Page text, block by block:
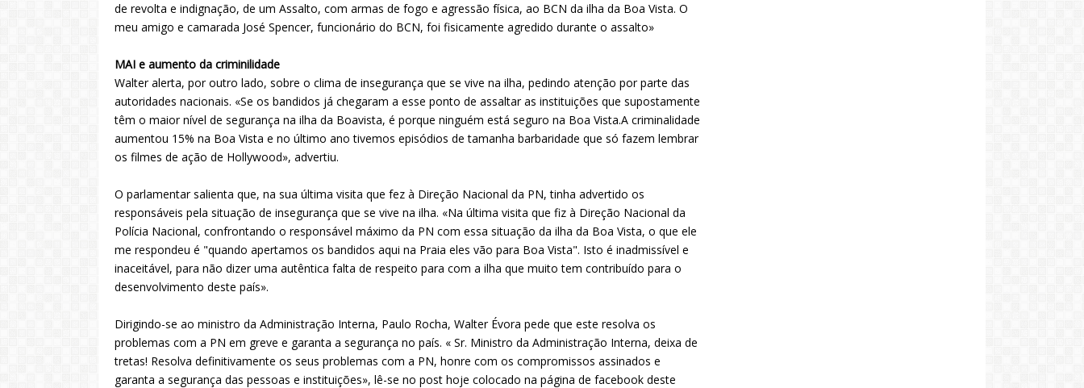
de revolta e indignação, de um Assalto, com armas de fogo e agressão física, ao BCN da ilha da Boa Vista. O
meu amigo e camarada José Spencer, funcionário do BCN, foi fisicamente agredido durante o assalto»
MAI e aumento da criminilidade
Walter alerta, por outro lado, sobre o clima de insegurança que se vive na ilha, pedindo atenção por parte das
autoridades nacionais. «Se os bandidos já chegaram a esse ponto de assaltar as instituições que supostamente
têm o maior nível de segurança na ilha da Boavista, é porque ninguém está seguro na Boa Vista.A criminalidade
aumentou 15% na Boa Vista e no último ano tivemos episódios de tamanha barbaridade que só fazem lembrar
os filmes de ação de Hollywood», advertiu.
O parlamentar salienta que, na sua última visita que fez à Direção Nacional da PN, tinha advertido os
responsáveis pela situação de insegurança que se vive na ilha. «Na última visita que fiz à Direção Nacional da
Polícia Nacional, confrontando o responsável máximo da PN com essa situação da ilha da Boa Vista, o que ele
me respondeu é "quando apertamos os bandidos aqui na Praia eles vão para Boa Vista". Isto é inadmissível e
inaceitável, para não dizer uma autêntica falta de respeito para com a ilha que muito tem contribuído para o
desenvolvimento deste país».
Dirigindo-se ao ministro da Administração Interna, Paulo Rocha, Walter Évora pede que este resolva os
problemas com a PN em greve e garanta a segurança no país. « Sr. Ministro da Administração Interna, deixa de
tretas! Resolva definitivamente os seus problemas com a PN, honre com os compromissos assinados e
garanta a segurança das pessoas e instituições», lê-se no post hoje colocado na página de facebook deste